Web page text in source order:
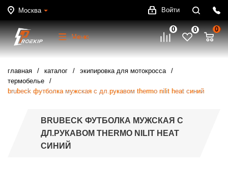
Москва Войти
Меню
0 0 0
главная каталог
экипировка для мотокросса
термобелье
brubeck футболка мужская с дл.рукавом thermo nilit heat синий
BRUBECK ФУТБОЛКА МУЖСКАЯ С
ДЛ.РУКАВОМ THERMO NILIT HEAT
СИНИЙ